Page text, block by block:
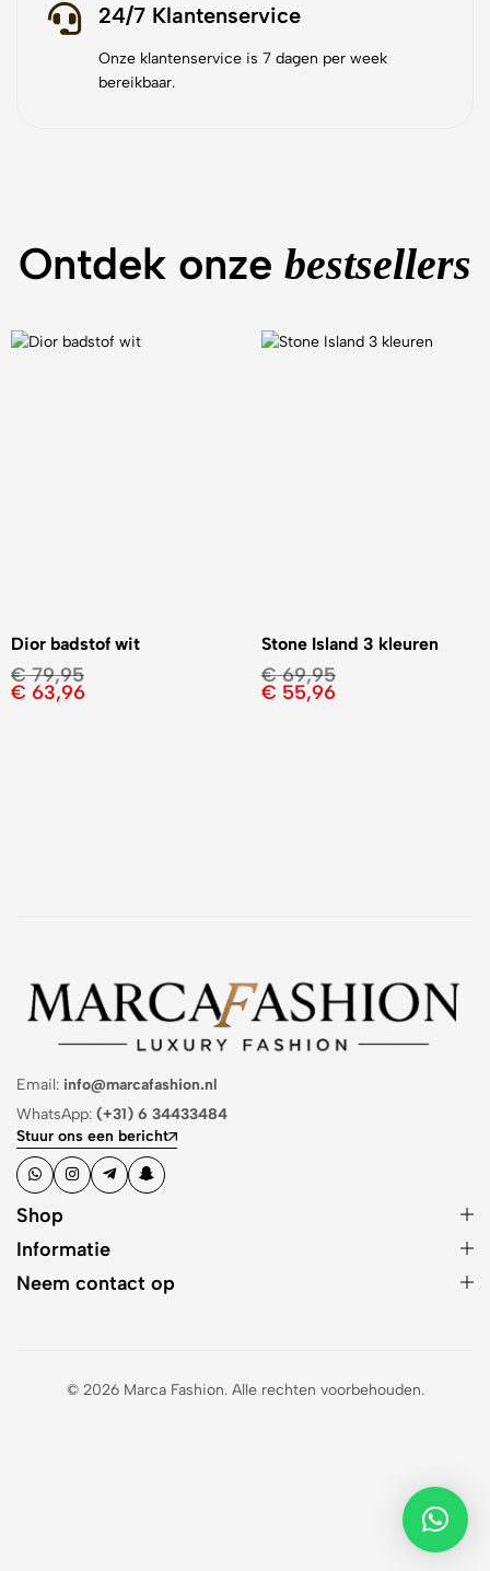
24/7 Klantenservice
Onze klantenservice is 7 dagen per week
bereikbaar.
Ontdek onze bestsellers
Dior badstof wit
€79,95
€ 63,96
Stone Island 3 kleuren
€69,95
€ 55,96
Email: info@marcafashion.nl
WhatsApp: (+31) 6 34433484
Stuur ons een bericht
Shop
Informatie
Neem contact op
© 2026 Marca Fashion. Alle rechten voorbehouden.